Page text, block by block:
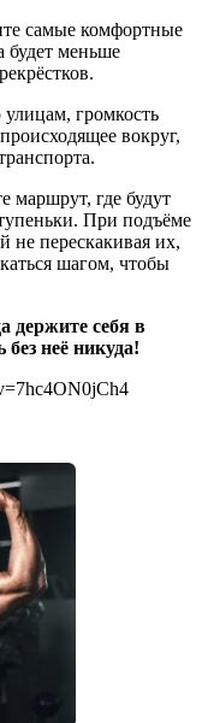
самые комфортные
будет меньше
громкость
вокруг,
маршрут, где будут
При подъёме
не перескакивая их,
шагом, чтобы
держите себя в
неё никуда!